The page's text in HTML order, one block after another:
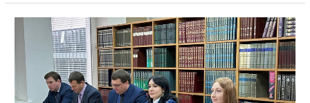
федерального
университета
приняла
всероссийской
акции